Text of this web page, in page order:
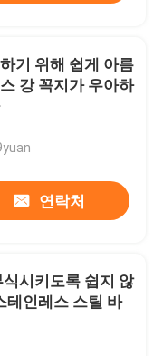
기 위해 쉽게 아름
강 꼭지가 우아하
연락처
시키도록 쉽지 않
테인레스 스틸 바